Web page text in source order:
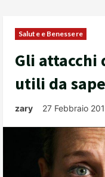
Salute e Benessere
Gli attacchi
utili da
zary 27 Febbraio